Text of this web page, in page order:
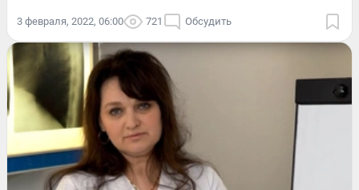
3 февраля, 2022, 06:00 721 Обсудить